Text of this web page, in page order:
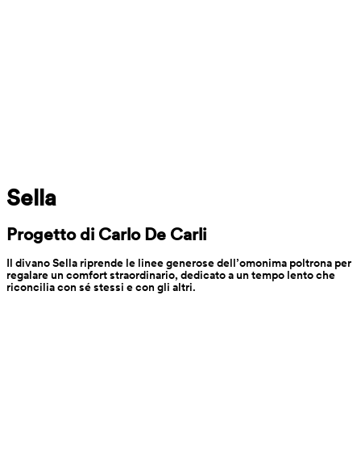
Sella
Progetto di Carlo De Carli
Il divano Sella riprende le linee generose dell’omonima poltrona per
regalare un comfort straordinario, dedicato a un tempo lento che
riconcilia con sé stessi e con gli altri.